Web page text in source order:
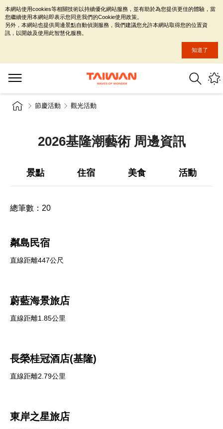
節慶活動 觀光活動
2026基隆潮藝術 周邊資訊
景點 住宿 美食 活動
總筆數： 20
粼島民宿
直線距離447公尺
蔚藍海景旅店
直線距離1.85公里
長榮桂冠酒店(基隆)
直線距離2.79公里
東岸之星旅店
本網站使用cookies等相關技術以持續優化網站服務，並有助於為您提供更佳的體驗，當
您繼續使用本網站即表示您同意我們的Cookie使用政策。
另外，本網站也提供周邊景點自動偵測服務，我們建議您允許本網站取得您的位置資
訊，以開啟及使用此智慧化服務。
知道了